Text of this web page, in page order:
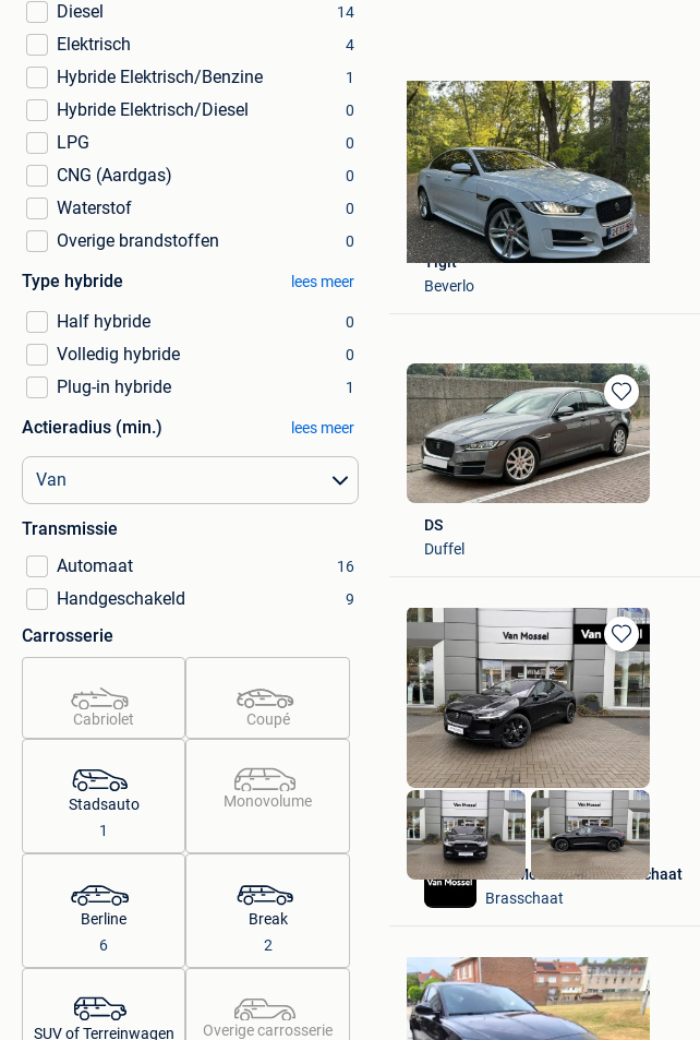
Diesel 14
Elektrisch 4
Hybride Elektrisch/Benzine 1
Hybride Elektrisch/Diesel 0
LPG 0
CNG (Aardgas) 0
Waterstof 0
Overige brandstoffen 0
Type hybride lees meer
Half hybride 0
Volledig hybride 0
Plug-in hybride 1
Actieradius (min.) lees meer
Transmissie
Automaat
16
Handgeschakeld 9
Carrosserie
Cabriolet Coupé
Stadsauto
1
Monovolume
Berline
6
Break
2
SUV of Terreinwagen
Overige carrosserie
in
Mijn
Favorieten
Yigit
Beverlo
Bewaren
Mijn
Favorieten
DS
Duffel
Bewaren
in
Mijn
Favorieten
Van Mossel Ford Brasschaat
Brasschaat
Bewaren
in
Mijn